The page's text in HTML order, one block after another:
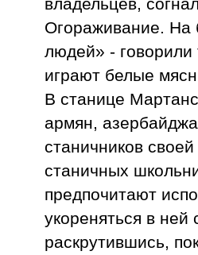
Огораживание. На
людей» -
играют белые
В станице
армян,
станичников
станичных
предпочитают
укореняться в
раскрутившись,